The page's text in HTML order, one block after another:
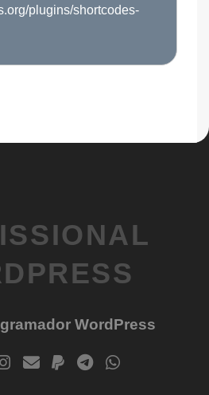
plugins/shortcodes-
WordPress